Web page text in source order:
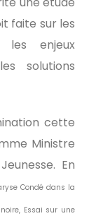
faite sur les
les enjeux
solutions
cette
Ministre
En
Condé dans la
Essai sur une